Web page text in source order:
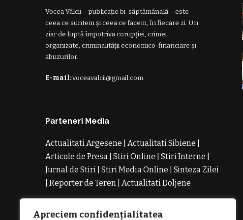
Apreciem confidențialitatea
Vocea Vâlcii – publicație bi-săptămânală – este
ceea ce suntem și ceea ce facem, în fiecare zi. Un
ziar de luptă împotriva corupției, crimei
organizate, criminalității economico-financiare și
abuzurilor.
E-mail:voceavalcii@gmail.com
Parteneri Media
Actualitati Argesene Actualitati Sibiene
Articole de Presa
Stiri Online Stiri Interne
Jurnal de Stiri
Stiri Media Online
Sinteza Zilei
Reporter de Teren Actualitati Doljene
NoiRochii de RevelionRochii de BanchetRochii
de Cununie
Magazin de Rochii